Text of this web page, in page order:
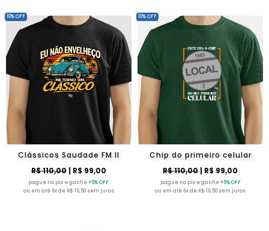
Clássicos Saudade FM II
R$ 110,00| R$ 99,00
pague no pix e ganhe+5% OFF
ou em até 6x de R$ 16,50 sem juros
10% OFF
Chip do primeiro celular
R$ 110,00| R$ 99,00
pague no pix e ganhe+5% OFF
ou em até 6x de R$ 16,50 sem juros
10% OFF